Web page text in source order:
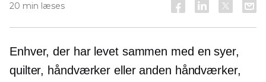
20 min læses
Enhver, der har levet sammen med en syer,
quilter, håndværker eller anden håndværker,